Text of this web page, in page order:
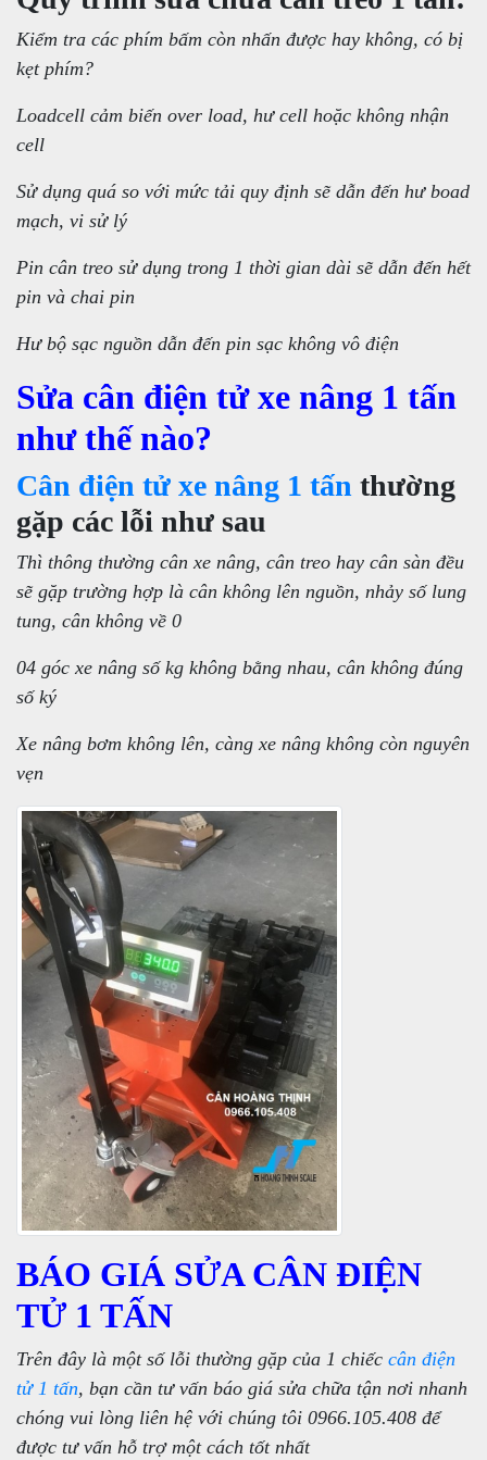
Kiểm tra các phím bấm còn nhấn được hay không, có bị
kẹt phím?
Loadcell cảm biến over load, hư cell hoặc không nhận
cell
Sử dụng quá so với mức tải quy định sẽ dẫn đến hư boad
mạch, vi sử lý
Pin cân treo sử dụng trong 1 thời gian dài sẽ dẫn đến hết
pin và chai pin
Hư bộ sạc nguồn dẫn đến pin sạc không vô điện
Sửa cân điện tử xe nâng 1 tấn
như thế nào?
Cân điện tử xe nâng 1 tấn thường
gặp các lỗi như sau
Thì thông thường cân xe nâng, cân treo hay cân sàn đều
sẽ gặp trường hợp là cân không lên nguồn, nhảy số lung
tung, cân không về 0
04 góc xe nâng số kg không bằng nhau, cân không đúng
số ký
Xe nâng bơm không lên, càng xe nâng không còn nguyên
vẹn
BÁO GIÁ SỬA CÂN ĐIỆN
TỬ 1 TẤN
Trên đây là một số lỗi thường gặp của 1 chiếc cân điện
tử 1 tấn, bạn cần tư vấn báo giá sửa chữa tận nơi nhanh
chóng vui lòng liên hệ với chúng tôi 0966.105.408 để
được tư vấn hỗ trợ một cách tốt nhất